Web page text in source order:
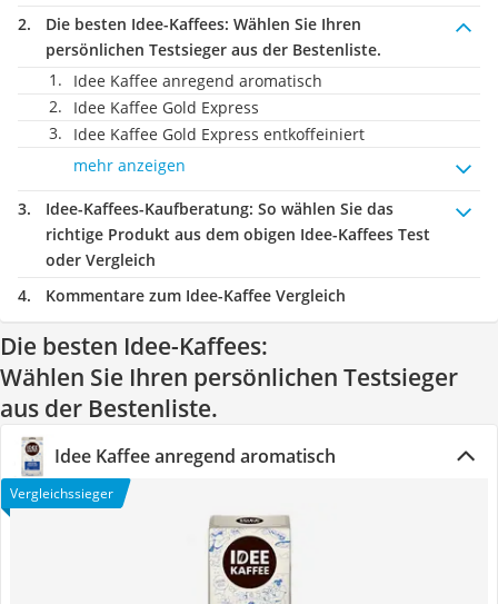
Die besten Idee-Kaffees: Wählen Sie Ihren
persönlichen Testsieger aus der Bestenliste.
Idee Kaffee anregend aromatisch
Idee Kaffee Gold Express
Idee Kaffee Gold Express entkoffeiniert
mehr anzeigen
Idee-Kaffees-Kaufberatung: So wählen Sie das
richtige Produkt aus dem obigen Idee-Kaffees Test
oder Vergleich
Kommentare zum Idee-Kaffee Vergleich
Die besten Idee-Kaffees:
Wählen Sie Ihren persönlichen Testsieger
aus der Bestenliste.
Idee Kaffee anregend aromatisch
Vergleichssieger